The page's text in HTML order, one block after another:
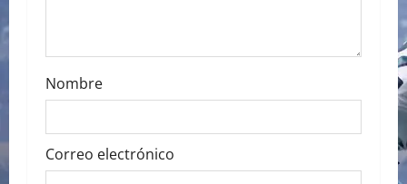
n
Nombre
Correo electrónico